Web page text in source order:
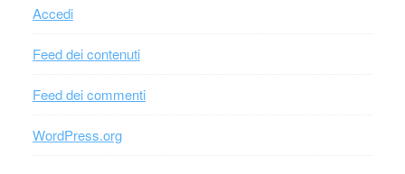
Accedi
Feed dei contenuti
Feed dei commenti
WordPress.org